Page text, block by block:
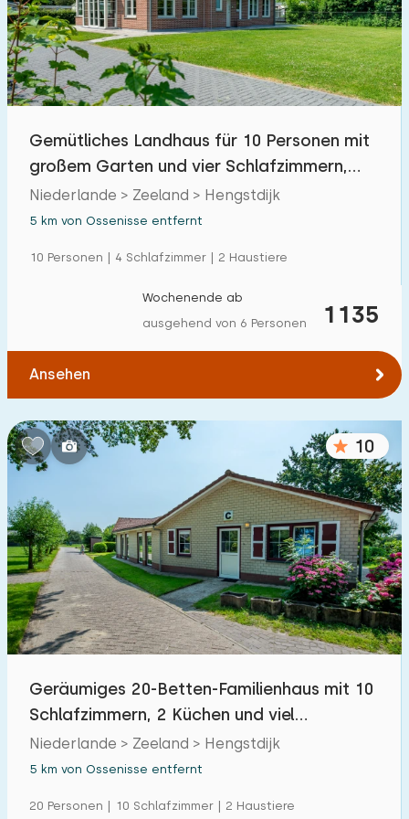
Schwimmbad 2
Eingezäunter Garten 0
Haustierfrei 0
Ladestation Auto
Budget
€ 0 — € 1000+
Mindestanzahl
Schlafzimmern:
1 2
Badezimmer:
1 2 3 4 5
Entfernungen
1 5 20
Zum Meer :
Gemütliches Landhaus für 10 Personen mit
großem Garten und vier Schlafzimmern,
gelegen in
Niederlande > Zeeland > Hengstdijk
5 km von Ossenisse entfernt
10 Personen | 4 Schlafzimmer | 2 Haustiere
1135
Wochenende ab
ausgehend von 6 Personen
Ansehen
10
Geräumiges 20-Betten-Familienhaus mit 10
Schlafzimmern, 2 Küchen und viel
Privatsphäre in
Niederlande > Zeeland > Hengstdijk
5 km von Ossenisse entfernt
20 Personen | 10 Schlafzimmer | 2 Haustiere